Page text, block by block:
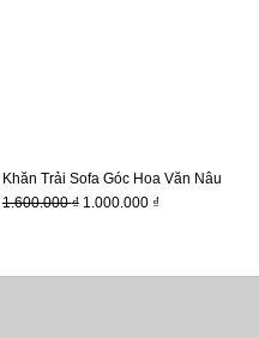
Khăn Trải Sofa Góc Hoa Văn Nâu
1.600.000₫ Giá
1.000.000 ₫Giá